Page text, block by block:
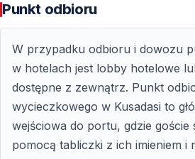
Sprzęt i Międzynarodowe
Bezpieczeństwa
Cały niezbędny sprzęt nurkowy
używany zgodnie z
bezpieczeństwa.
Transfer z Hotelu w Cenie
Punkt odbioru
W przypadku odbioru i dowozu
w hotelach jest lobby hotelowe
dostępne z zewnątrz. Punkt
wycieczkowego w Kusadasi to
wejściowa do portu, gdzie goście
pomocą tabliczki z ich imieniem i